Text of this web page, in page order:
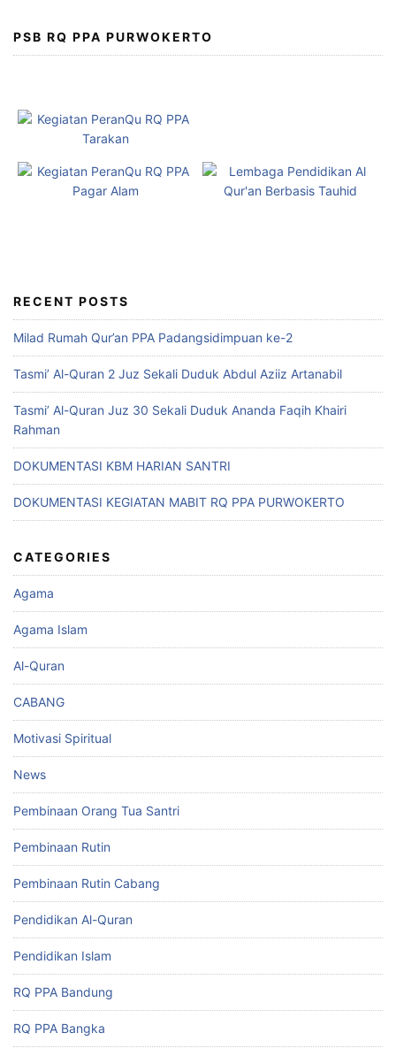
PSB RQ PPA PURWOKERTO
RECENT POSTS
Milad Rumah Qur’an PPA Padangsidimpuan ke-2
Tasmi’ Al-Quran 2 Juz Sekali Duduk Abdul Aziiz Artanabil
Tasmi’ Al-Quran Juz 30 Sekali Duduk Ananda Faqih Khairi
Rahman
DOKUMENTASI KBM HARIAN SANTRI
DOKUMENTASI KEGIATAN MABIT RQ PPA PURWOKERTO
CATEGORIES
Agama
Agama Islam
Al-Quran
CABANG
Motivasi Spiritual
News
Pembinaan Orang Tua Santri
Pembinaan Rutin
Pembinaan Rutin Cabang
Pendidikan Al-Quran
Pendidikan Islam
RQ PPA Bandung
RQ PPA Bangka